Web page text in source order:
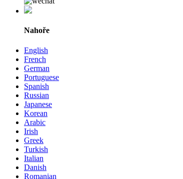
Nahoře
English
French
German
Portuguese
Spanish
Russian
Japanese
Korean
Arabic
Irish
Greek
Turkish
Italian
Danish
Romanian